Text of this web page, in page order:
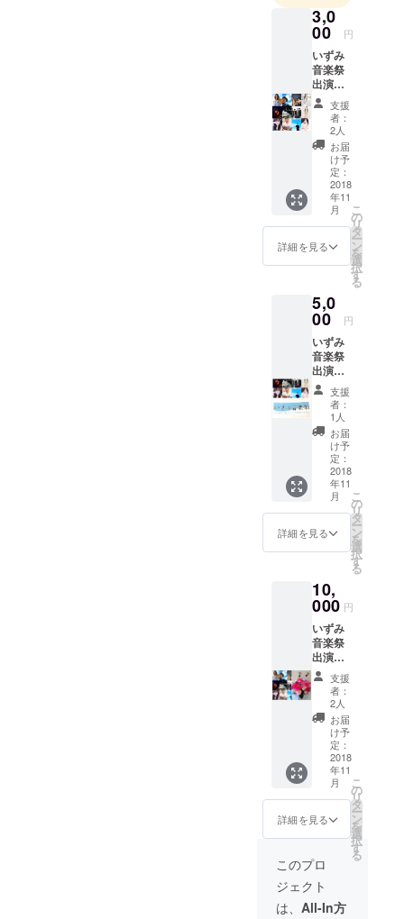
フ...特にゴル
フは最近始
めてヘタッ
ピですが大
3,0
00 円
いずみ
音楽祭
出演
アー
ティス
トの楽
曲無料
ダウン
ロード
※写真は
イメー
ジで
す。曲
数未
定。許
可を得
ティス
トすべ
てから
提供し
ます。
いずみ
音楽祭
ホーム
ページ
で楽曲
発表予
定。
支援
者：
2人
お届
け予
定：
2018
年11
月
詳細を見る
こ
の
リ
タ
ー
ン
を
選
択
す
る
5,0
00 円
いずみ
音楽祭
出演
アー
ティス
トの楽
曲無料
ダウン
ロー
ド
＋ 音
楽祭オ
リジナ
ルタオ
ル ※タ
オルの
ンは変
更にな
る可能
性もあ
りま
す。
支援
者：
1人
お届
け予
定：
2018
年11
月
詳細を見る
こ
の
リ
タ
ー
ン
を
選
択
す
る
10,
000 円
いずみ
音楽祭
出演
アー
ティス
トの楽
曲無料
ダウン
ロー
ド
＋ お
花（生
花）
支援
者：
2人
お届
け予
定：
2018
年11
月
詳細を見る
こ
の
リ
タ
ー
ン
を
選
択
す
る
このプロ
ジェクト
は、 All-In方